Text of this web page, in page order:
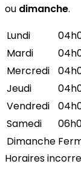
ou dimanche.
Lundi
Mardi
Mercredi
Jeudi
Vendredi
Samedi
Dimanche
Horaires